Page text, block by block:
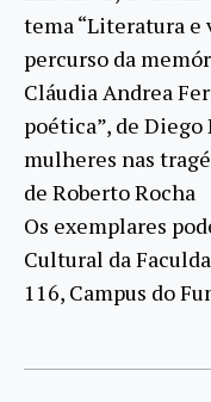
tema “Literatura e
percurso da
Cláudia Andrea
poética”, de Diego
mulheres nas
de Roberto Rocha
Os exemplares
Cultural da
116, Campus do